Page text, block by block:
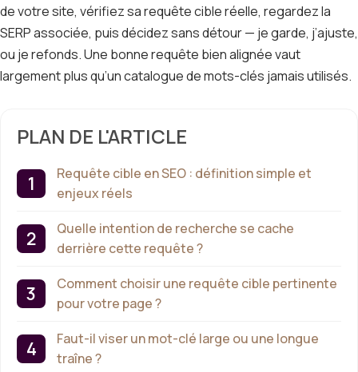
de votre site, vérifiez sa requête cible réelle, regardez la
SERP associée, puis décidez sans détour — je garde, j’ajuste,
ou je refonds. Une bonne requête bien alignée vaut
largement plus qu’un catalogue de mots-clés jamais utilisés.
PLAN DE L'ARTICLE
Requête cible en SEO : définition simple et
enjeux réels
Quelle intention de recherche se cache
derrière cette requête ?
Comment choisir une requête cible pertinente
pour votre page ?
Faut-il viser un mot-clé large ou une longue
traîne ?